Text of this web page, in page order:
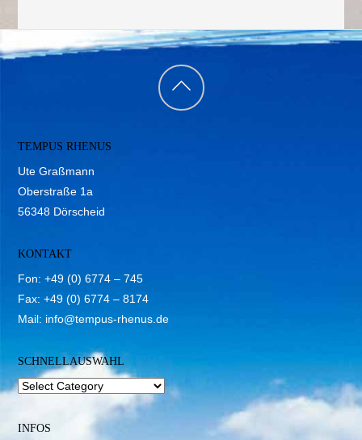
Back
TEMPUS RHENUS
Ute Graßmann
Oberstraße 1a
56348 Dörscheid
KONTAKT
Fon: +49 (0) 6774 – 745
Fax: +49 (0) 6774 – 8174
Mail: info@tempus-rhenus.de
SCHNELLAUSWAHL
INFOS